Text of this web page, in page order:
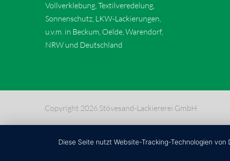
Vollverklebung, Textilveredelung,
Sonnenschutz, LKW-Lackierungen,
u.v.m. in Beckum, Oelde, Warendorf,
NRW und Deutschland
Copyright 2026 Stövesand-Lackiererei GmbH
Diese Seite nutzt Website-Tracking-Technologien